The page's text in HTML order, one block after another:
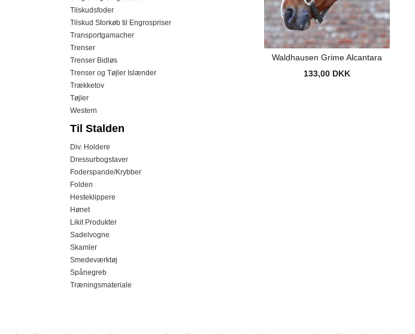
Tilskudsfoder
Tilskud Storkøb til Engrospriser
Transportgamacher
Trenser
Trenser Bidløs
Trenser og Tøjler Islænder
Trækketov
Tøjler
Western
Til Stalden
Div. Holdere
Dressurbogstaver
Foderspande/Krybber
Folden
Hesteklippere
Hønet
Likit Produkter
Sadelvogne
Skamler
Smedeværktøj
Spånegreb
Træningsmateriale
Waldhausen Grime Alcantara
133,00 DKK